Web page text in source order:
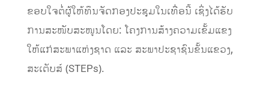
ຂອບໃຈຕໍ່ຜູ້ໃຫ້ທຶນຈັດກອງປະຊຸມໃນເທື່ອນີ້ ເຊິ່ງໄດ້ຮັບ
ການສະໜັບສະໜູນໂດຍ: ໂຄງການສ້າງຄວາມເຂັ້ມແຂງ
ໃຫ້ແກ່ສະພາແຫ່ງຊາດ ແລະ ສະພາປະຊາຊົນຂັ້ນແຂວງ,
ສະເຕັບສ໌ (STEPs).